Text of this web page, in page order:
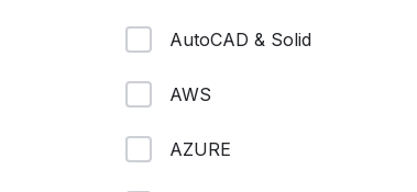
AutoCAD & Solid
AWS
AZURE